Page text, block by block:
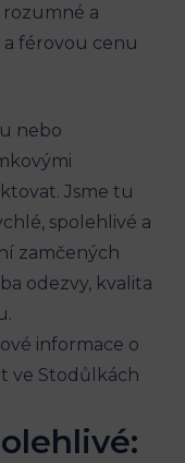
rozumné a
férovou cenu
nebo
​Jsme tu
​spolehlivé a
zamčených
odezvy, kvalita